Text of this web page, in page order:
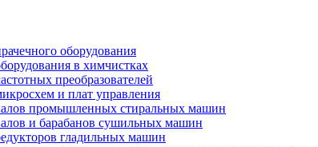
оборудования
в химчистках
преобразователей
и плат управления
промышленных стиральных машин
и барабанов сушильных машин
гладильных машин